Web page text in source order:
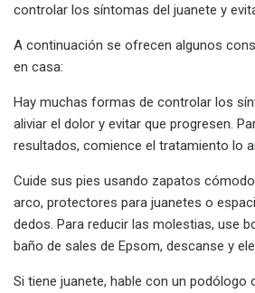
controlar los síntomas del juanete y
A continuación se ofrecen algunos
en casa:
Hay muchas formas de controlar los
aliviar el dolor y evitar que progresen.
resultados, comience el tratamiento lo
Cuide sus pies usando zapatos
arco, protectores para juanetes o
dedos. Para reducir las molestias, use
baño de sales de Epsom, descanse y
Si tiene juanete, hable con un podólogo